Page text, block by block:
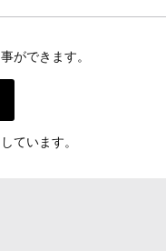
ができます。
ています。